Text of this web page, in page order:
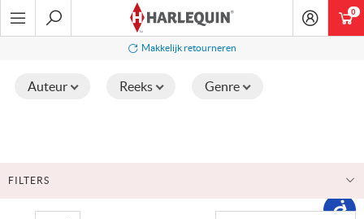
Ga
naar
Makkelijk retourneren
Auteur Reeks Genre
FILTERS
0